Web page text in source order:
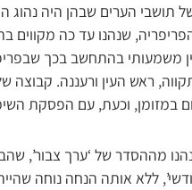
הערים שבהן היה נהוג
שנהנו עד כה מקווים
משמעותי בהתחשב בכך
ראש העין ורעננה. קבוצה
וכעת, עם הפסקת
ללא אותה הנחה נוחה